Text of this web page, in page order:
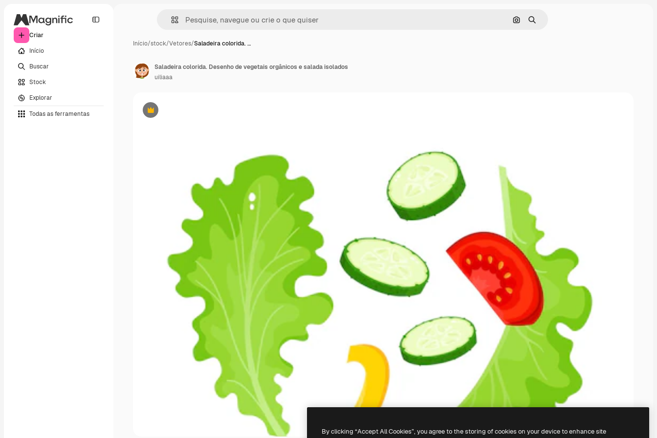
Criar
Início
Buscar
Stock
Explorar
Todas as ferramentas
Pesquisar por imagem
Buscar
Início/stock/Vetores/Saladeira colorida. …
Premium
Saladeira colorida. Desenho de vegetais orgânicos e salada isolados
uiliaaa
By clicking “Accept All Cookies”, you agree to the storing of cookies on your device to enhance site